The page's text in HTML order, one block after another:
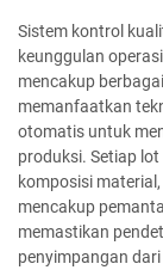
Sistem kontrol
keunggulan
mencakup
memanfaatkan
otomatis untuk
produksi. Setiap
komposisi
mencakup
memastikan
penyimpangan